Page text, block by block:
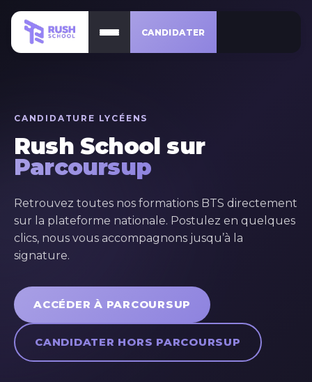
CANDIDATER
CANDIDATURE LYCÉENS
Rush School sur
Parcoursup
Retrouvez toutes nos formations BTS directement
sur la plateforme nationale. Postulez en quelques
clics, nous vous accompagnons jusqu’à la
signature.
ACCÉDER À PARCOURSUP
CANDIDATER HORS PARCOURSUP